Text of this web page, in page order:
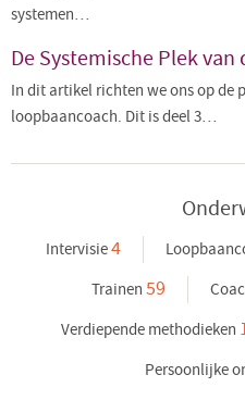
systemen…
De Systemische Plek
In dit artikel richten we ons op de
loopbaancoach. Dit is deel 3…
Intervisie4
Trainen59
Verdiepende methodieken
Persoonlijke